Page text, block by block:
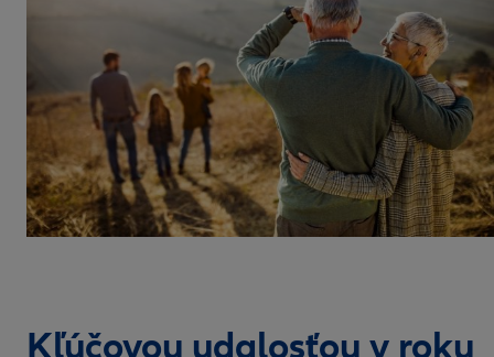
Kľúčovou udalosťou v roku